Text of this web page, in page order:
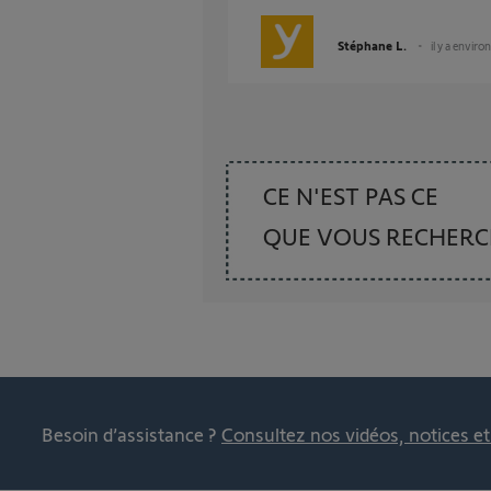
Stéphane L. il y a
CE N'EST PAS CE
QUE VOUS
Besoin d’assistance ? Consultez nos vidéos, notices